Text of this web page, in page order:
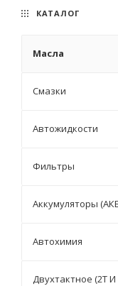
КАТАЛОГ
Масла
Смазки
Автожидкости
Фильтры
Аккумуляторы
Автохимия
Двухтактное (2T И